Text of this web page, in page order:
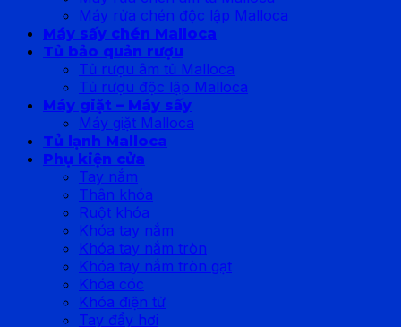
Máy rửa chén độc lập Malloca
Máy sấy chén Malloca
Tủ bảo quản rượu
Tủ rượu âm tủ Malloca
Tủ rượu độc lập Malloca
Máy giặt – Máy sấy
Máy giặt Malloca
Tủ lạnh Malloca
Phụ kiện cửa
Tay nắm
Thân khóa
Ruột khóa
Khóa tay nắm
Khóa tay nắm tròn
Khóa tay nắm tròn gạt
Khóa cóc
Khóa điện tử
Tay đẩy hơi